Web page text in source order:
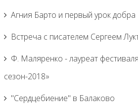
Агния Барто и первый урок
Встреча с писателем Сергеем
Ф. Маляренко - лауреат
сезон-2018»
"Сердцебиение" в Балаково